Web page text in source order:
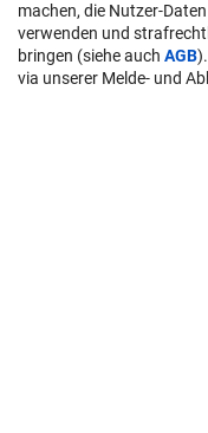
machen, die Nutzer-
verwenden und
bringen (siehe auch AGB).
via unserer Melde- und